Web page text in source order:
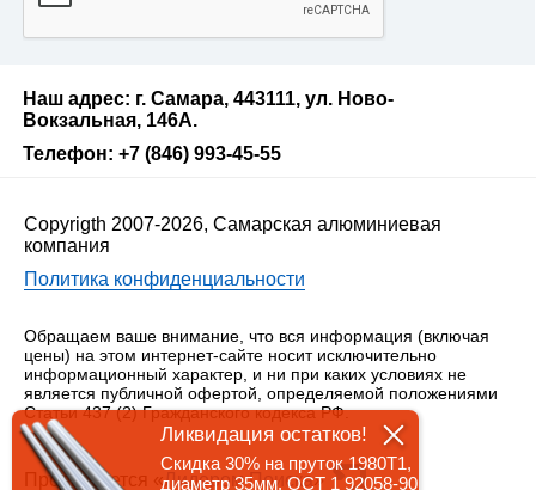
Наш адрес: г. Самара, 443111, ул. Ново-
Вокзальная, 146А.
Телефон: +7 (846) 993-45-55
Copyrigth 2007-2026, Самарская алюминиевая
компания
Политика конфиденциальности
Обращаем ваше внимание, что вся информация (включая
цены) на этом интернет-сайте носит исключительно
информационный характер, и ни при каких условиях не
является публичной офертой, определяемой положениями
Статьи 437 (2) Гражданского кодекса РФ.
Продвигается «Лидером Поиска»
Ликвидация остатков!
Скидка 30% на пруток 1980Т1,
диаметр 35мм, ОСТ 1 92058-90